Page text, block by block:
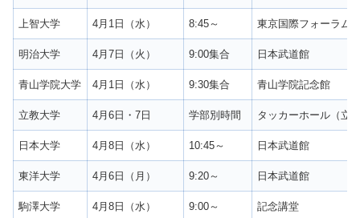
上智大学 4月1日（水） 8:45～ 東京国際フォーラム
明治大学 4月7日（火） 9:00集合 日本武道館
青山学院大学 4月1日（水） 9:30集合 青山学院記念館
立教大学 4月6日・7日 学部別時間 タッカーホール（立
日本大学 4月8日（水） 10:45～ 日本武道館
東洋大学 4月6日（月） 9:20～ 日本武道館
駒澤大学 4月8日（水） 9:00～ 記念講堂